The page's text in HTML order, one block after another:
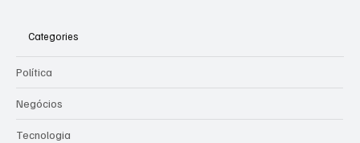
Categories
Política
Negócios
Tecnologia